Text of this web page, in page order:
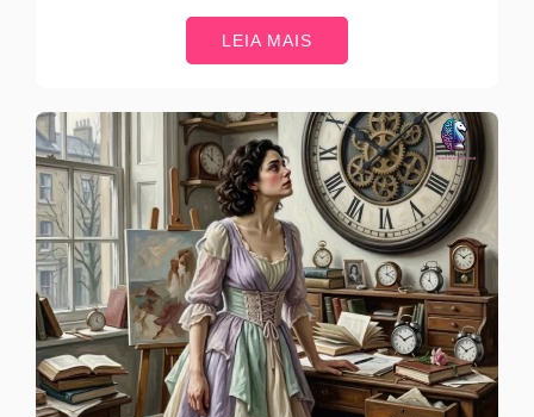
LEIA MAIS